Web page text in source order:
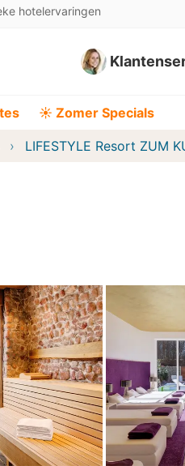
hotelervaringen
☀️ Zomer Specials
LIFESTYLE Resort ZUM